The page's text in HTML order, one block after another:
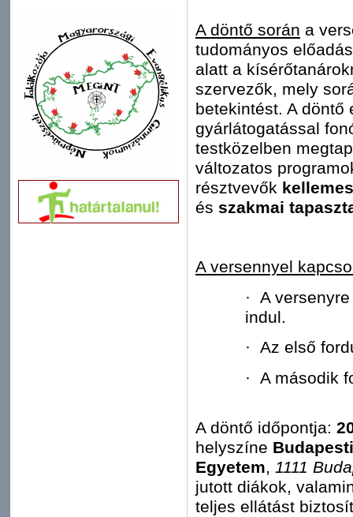
A döntő során a
tudományos
alatt a
szervezők, mely
betekintést. A döntő
gyárlátogatással
testközelben
változatos
résztvevők
és szakmai
A versennyel
· A
indul.
· Az első
· A második
A döntő időpontja:
helyszíne
Egyetem, 1111
jutott diákok,
teljes ellátást